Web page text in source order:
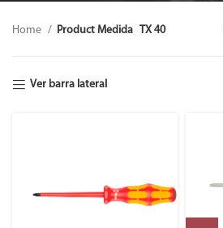
Home Product Medida TX 40
Ver barra lateral